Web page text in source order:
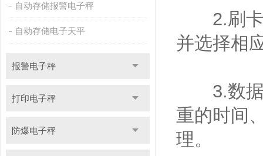
自动存储报警电子秤
自动存储电子天平
报警电子秤
打印电子秤
防爆电子秤
2.刷卡
并选择相
3.数据
重的时间
理。